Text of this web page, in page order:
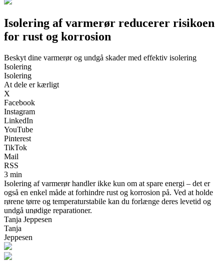
Isolering af varmerør reducerer risikoen
for rust og korrosion
Beskyt dine varmerør og undgå skader med effektiv isolering
Isolering
Isolering
At dele er kærligt
X
Facebook
Instagram
LinkedIn
YouTube
Pinterest
TikTok
Mail
RSS
3 min
Isolering af varmerør handler ikke kun om at spare energi – det er
også en enkel måde at forhindre rust og korrosion på. Ved at holde
rørene tørre og temperaturstabile kan du forlænge deres levetid og
undgå unødige reparationer.
Tanja Jeppesen
Tanja
Jeppesen